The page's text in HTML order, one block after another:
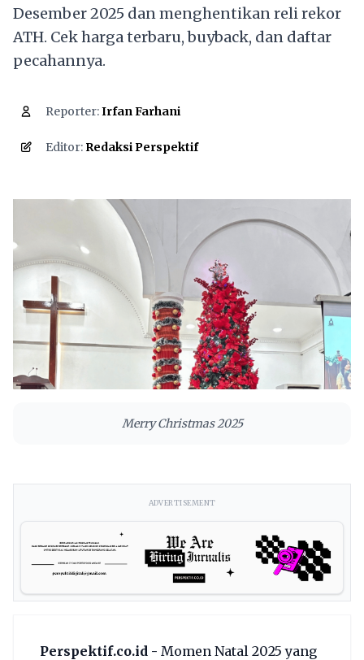
Desember 2025 dan menghentikan reli rekor
ATH. Cek harga terbaru, buyback, dan daftar
pecahannya.
Reporter:Irfan Farhani
Editor: Redaksi Perspektif
Merry Christmas 2025
ADVERTISEMENT
Perspektif.co.id - Momen Natal 2025 yang